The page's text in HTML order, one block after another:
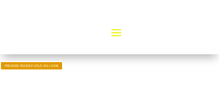
PRENDRE RENDEZ-VOUS EN LIGNE